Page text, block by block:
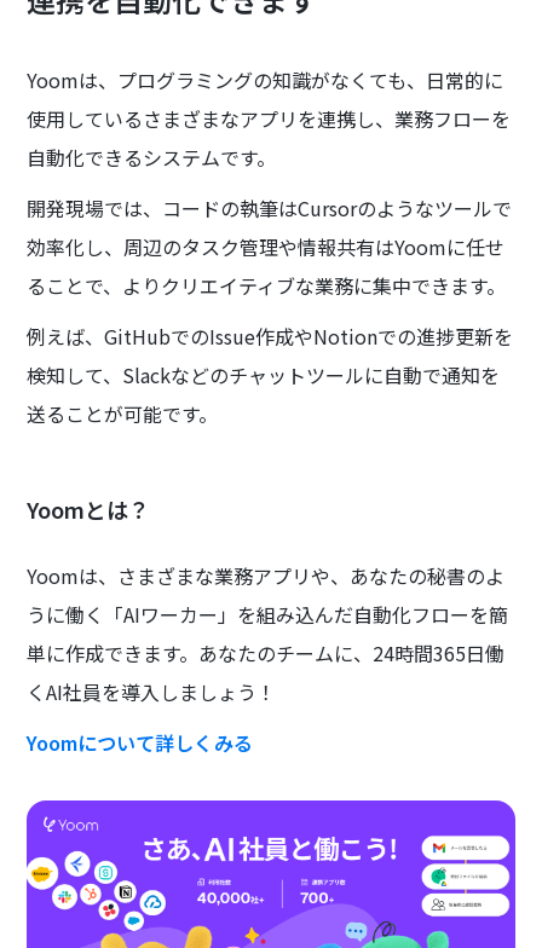
Yoomは、プログラミングの知識がなくても、日常的に
使用しているさまざまなアプリを連携し、業務フローを
自動化できるシステムです。
開発現場では、コードの執筆はCursorのようなツールで
効率化し、周辺のタスク管理や情報共有はYoomに任せ
ることで、よりクリエイティブな業務に集中できます。
例えば、GitHubでのIssue作成やNotionでの進捗更新を
検知して、Slackなどのチャットツールに自動で通知を
送ることが可能です。
Yoomとは？
Yoomは、さまざまな業務アプリや、あなたの秘書のよ
うに働く「AIワーカー」を組み込んだ自動化フローを簡
単に作成できます。あなたのチームに、24時間365日働
くAI社員を導入しましょう！
Yoomについて詳しくみる